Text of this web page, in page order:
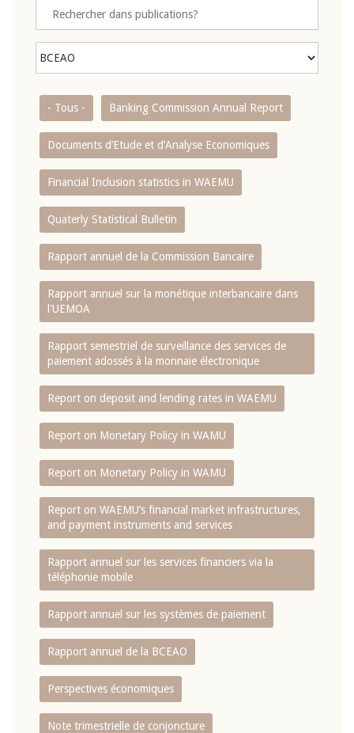
- Tous - Banking Commission Annual Report
Documents d’Etude et d’Analyse Economiques
Financial Inclusion statistics in WAEMU
Quaterly Statistical Bulletin
Rapport annuel de la Commission Bancaire
Rapport annuel sur la monétique interbancaire dans
l'UEMOA
Rapport semestriel de surveillance des services de
paiement adossés à la monnaie électronique
Report on deposit and lending rates in WAEMU
Report on Monetary Policy in WAMU
Report on Monetary Policy in WAMU
Report on WAEMU’s financial market infrastructures,
and payment instruments and services
Rapport annuel sur les services financiers via la
téléphonie mobile
Rapport annuel sur les systèmes de paiement
Rapport annuel de la BCEAO
Perspectives économiques
Note trimestrielle de conjoncture